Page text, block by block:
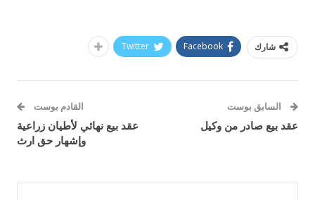
شارك Facebook
Twitter
السابق بوست
عقد بيع صادر من وكيل
القادم بوست
عقد بيع نهائي لأطيان زراعية
وإشهار حق ارث